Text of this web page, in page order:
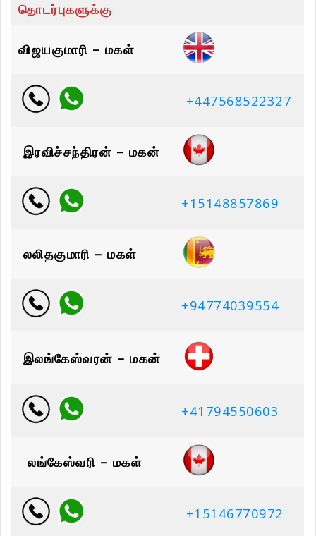
தொடர்புகளுக்கு
விஜயகுமாரி – மகள்
+447568522327
இரவிச்சந்திரன் – மகன்
+15148857869
லலிதகுமாரி – மகள்
+94774039554
இலங்கேஸ்வரன் – மகன்
+41794550603
லங்கேஸ்வரி – மகள்
+15146770972